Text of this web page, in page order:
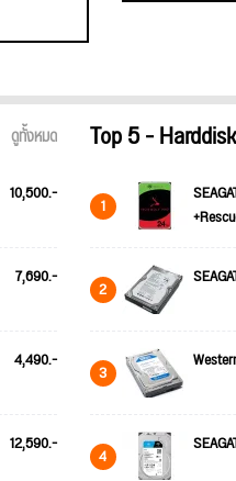
ดูทั้งหมด
10,500.-
7,690.-
4,490.-
12,590.-
Top 5 - Harddisk
1
2
3
4